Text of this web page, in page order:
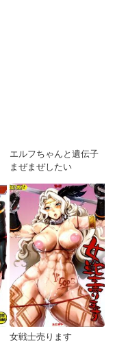
エルフちゃんと遺伝子
まぜまぜしたい
女戦士売ります